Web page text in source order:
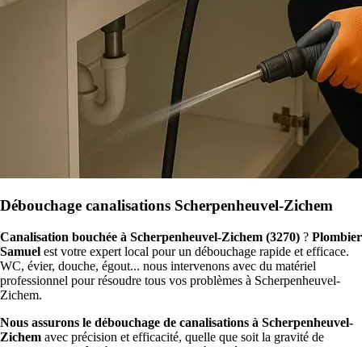
Débouchage canalisations Scherpenheuvel-Zichem
Canalisation bouchée à Scherpenheuvel-Zichem (3270) ? Plombier
Samuel est votre expert local pour un débouchage rapide et efficace.
WC, évier, douche, égout... nous intervenons avec du matériel
professionnel pour résoudre tous vos problèmes à Scherpenheuvel-
Zichem.
Nous assurons le débouchage de canalisations à Scherpenheuvel-
Zichem avec précision et efficacité, quelle que soit la gravité de